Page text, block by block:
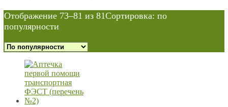
Отображение 73–81 из 81Сортировка: по
популярности